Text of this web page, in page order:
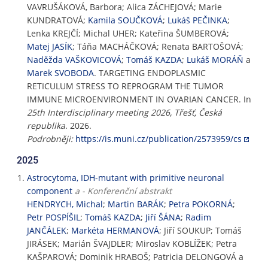
VAVRUŠÁKOVÁ, Barbora; Alica ZÁCHEJOVÁ; Marie
KUNDRATOVÁ; Kamila SOUČKOVÁ; Lukáš PEČINKA;
Lenka KREJČÍ; Michal UHER; Kateřina ŠUMBEROVÁ;
Matej JASÍK; Táňa MACHÁČKOVÁ; Renata BARTOŠOVÁ;
Naděžda VAŠKOVICOVÁ; Tomáš KAZDA; Lukáš MORÁŇ a
Marek SVOBODA. TARGETING ENDOPLASMIC
RETICULUM STRESS TO REPROGRAM THE TUMOR
IMMUNE MICROENVIRONMENT IN OVARIAN CANCER. In
25th Interdisciplinary meeting 2026, Třešť, Česká
republika. 2026.
Podrobněji: https://is.muni.cz/publication/2573959/cs
2025
Astrocytoma, IDH-mutant with primitive neuronal
component a - Konferenční abstrakt
HENDRYCH, Michal; Martin BARÁK; Petra POKORNÁ;
Petr POSPÍŠIL ; Tomáš KAZDA; Jiří ŠÁNA; Radim
JANČÁLEK; Markéta HERMANOVÁ; Jiří SOUKUP; Tomáš
JIRÁSEK; Marián ŠVAJDLER; Miroslav KOBLÍŽEK; Petra
KAŠPAROVÁ; Dominik HRABOŠ; Patricia DELONGOVÁ a